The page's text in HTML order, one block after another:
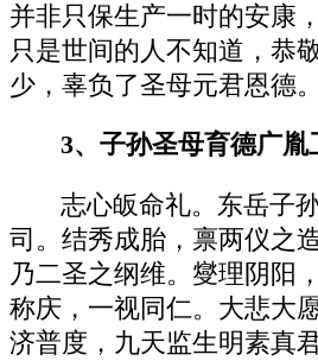
并非只保生产一时的安康
只是世间的人不知道，恭
少，辜负了圣母元君恩德。
3、子孙圣母育德广胤
志心皈命礼。东岳子
司。结秀成胎，禀两仪之
乃二圣之纲维。燮理阴阳
称庆，一视同仁。大悲大
济普度，九天监生明素真